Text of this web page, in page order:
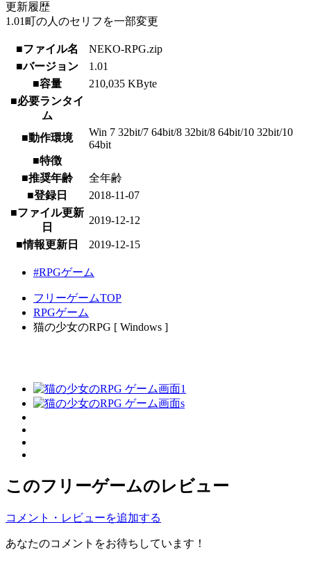
更新履歴
1.01町の人のセリフを一部変更
■ファイル名
NEKO-RPG.zip
■バージョン
1.01
■容量
210,035 KByte
■必要ランタイ
ム
■動作環境
Win 7 32bit/7 64bit/8 32bit/8 64bit/10 32bit/10
64bit
■特徴
■推奨年齢
全年齢
■登録日
2018-11-07
■ファイル更新
日
2019-12-12
■情報更新日 2019-12-15
#RPGゲーム
フリーゲームTOP
RPGゲーム
猫の少女のRPG [ Windows ]
このフリーゲームのレビュー
コメント・レビューを追加する
あなたのコメントをお待ちしています！